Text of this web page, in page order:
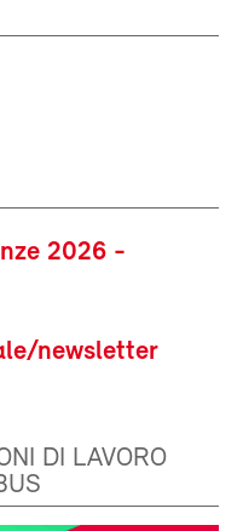
2026 -
newsletter
DI LAVORO